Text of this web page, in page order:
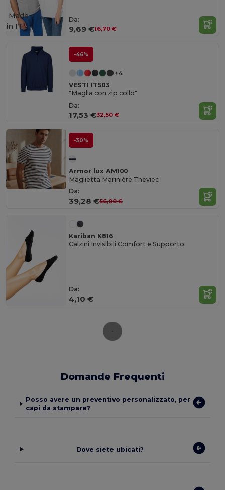
Da:
9,69 €16,70 €
Made
in IT
-46%
+4
VESTI IT503
"Maglia con zip collo"
Da:
17,53 €32,50 €
-30%
Armor lux AM100
Maglietta Marinière Theviec
Da:
39,28 €56,00 €
Kariban K816
Calzini Invisibili Comfort e Supporto
Da:
4,10 €
Domande Frequenti
Posso avere un preventivo personalizzato, per
capi da stampare?
Dove siete ubicati?